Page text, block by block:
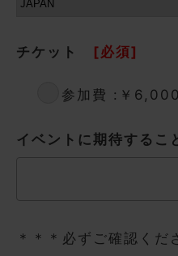
チケット [必須]
参加費 :￥
イベントに期待するこ
＊＊＊必ずご確認くだ